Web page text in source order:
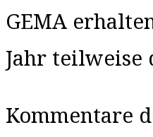
GEMA
Jahr
Kommentare